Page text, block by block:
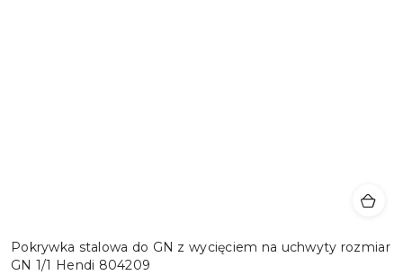
Pokrywka stalowa do GN z wycięciem na uchwyty rozmiar
GN 1/1 Hendi 804209